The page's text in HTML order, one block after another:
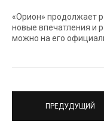
«Орион» продолжает
новые впечатления и
можно на его
ПРЕДУДУЩИЙ